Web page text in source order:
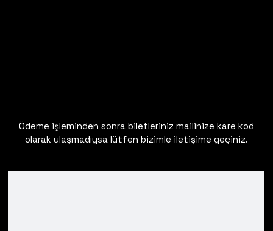
Ödeme işleminden sonra biletleriniz mailinize kare kod
olarak ulaşmadıysa lütfen bizimle iletişime geçiniz.